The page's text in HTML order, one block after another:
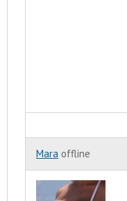
Mara offline